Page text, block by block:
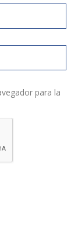
para la